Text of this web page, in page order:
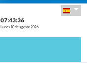
07:43:36
Lunes 10 de agosto 2026